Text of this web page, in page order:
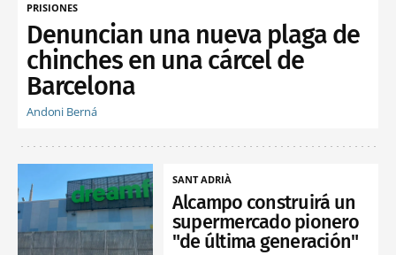
PRISIONES
Denuncian una nueva plaga de
chinches en una cárcel de
Barcelona
Andoni Berná
SANT ADRIÀ
Alcampo construirá un
supermercado pionero
"de última generación"